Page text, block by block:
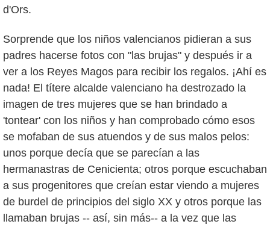
d'Ors.
Sorprende que los niños valencianos pidieran a sus
padres hacerse fotos con "las brujas" y después ir a
ver a los Reyes Magos para recibir los regalos. ¡Ahí es
nada! El títere alcalde valenciano ha destrozado la
imagen de tres mujeres que se han brindado a
'tontear' con los niños y han comprobado cómo esos
se mofaban de sus atuendos y de sus malos pelos:
unos porque decía que se parecían a las
hermanastras de Cenicienta; otros porque escuchaban
a sus progenitores que creían estar viendo a mujeres
de burdel de principios del siglo XX y otros porque las
llamaban brujas -- así, sin más-- a la vez que las